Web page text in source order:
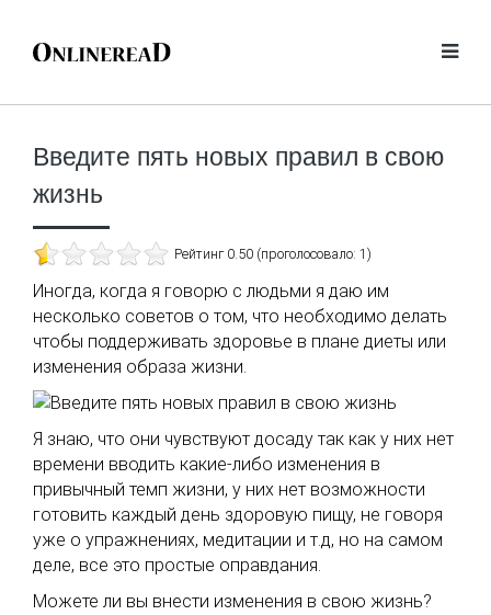
Введите пять новых правил в свою
жизнь
Рейтинг 0.50 (проголосовало: 1)
Иногда, когда я говорю с людьми я даю им
несколько советов о том, что необходимо делать
чтобы поддерживать здоровье в плане диеты или
изменения образа жизни.
Я знаю, что они чувствуют досаду так как у них нет
времени вводить какие-либо изменения в
привычный темп жизни, у них нет возможности
готовить каждый день здоровую пищу, не говоря
уже о упражнениях, медитации и т.д, но на самом
деле, все это простые оправдания.
Можете ли вы внести изменения в свою жизнь?